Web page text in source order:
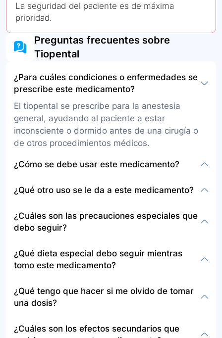
La seguridad del paciente es de máxima
prioridad.
Preguntas frecuentes sobre
Tiopental
¿Para cuáles condiciones o enfermedades se
prescribe este medicamento?
El tiopental se prescribe para la anestesia
general, ayudando al paciente a estar
inconsciente o dormido antes de una cirugía o
de otros procedimientos médicos.
¿Cómo se debe usar este medicamento?
reconstituir a solución inyectable y debe ser
anestesiólogo en un centro hospitalario. La
administración debe seguir estrictamente las
¿Qué otro uso se le da a este medicamento?
general, el tiopental se recomienda en las guías
de práctica clínica para el tratamiento de
refractario.
¿Cuáles son las precauciones especiales que
debo seguir?
informar al médico si es alérgico al tiopental o a
otros anestésicos, sus condiciones de salud
riñones, diabetes y otros. También debe
informar sobre su consumo de alcohol y todos
¿Qué dieta especial debo seguir mientras
tomo este medicamento?
administrado por vía intravenosa y bajo
condiciones controladas de anestesia, no se
Sin embargo, es importante seguir las
¿Qué tengo que hacer si me olvido de tomar
una dosis?
médica en un entorno hospitalario, por lo tanto,
¿Cuáles son los efectos secundarios que